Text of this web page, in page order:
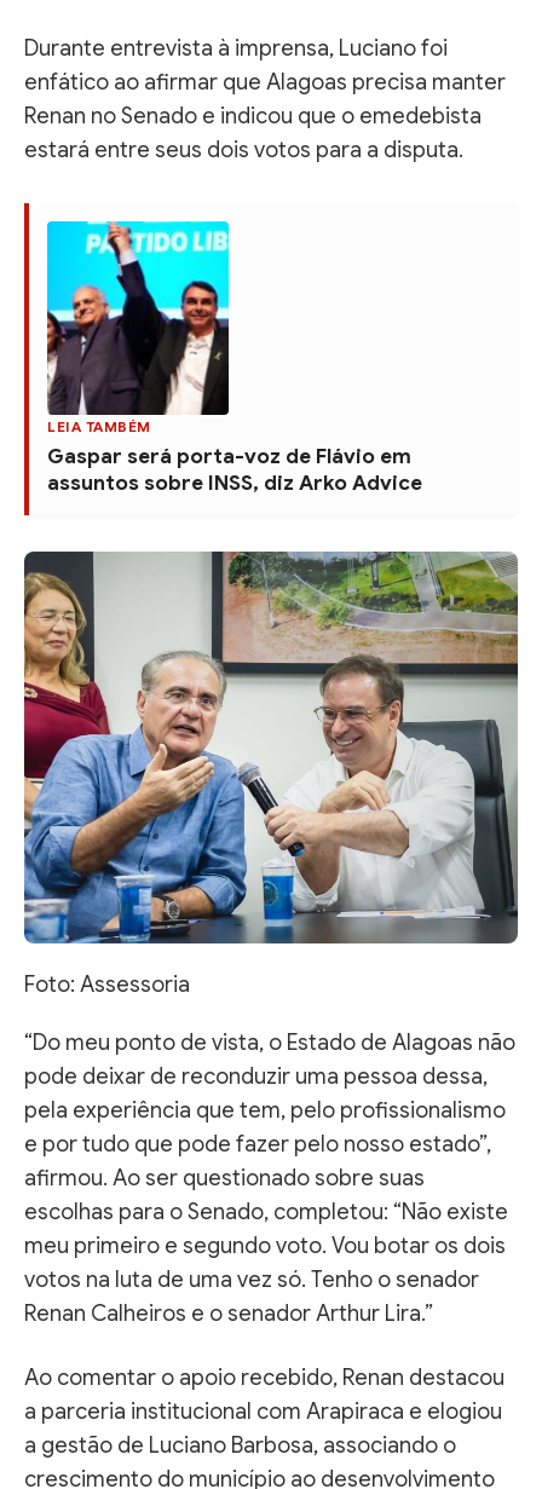
Durante entrevista à imprensa, Luciano foi
enfático ao afirmar que Alagoas precisa manter
Renan no Senado e indicou que o emedebista
estará entre seus dois votos para a disputa.
LEIA TAMBÉM
Gaspar será porta-voz de Flávio em
assuntos sobre INSS, diz Arko Advice
Foto: Assessoria
“Do meu ponto de vista, o Estado de Alagoas não
pode deixar de reconduzir uma pessoa dessa,
pela experiência que tem, pelo profissionalismo
e por tudo que pode fazer pelo nosso estado”,
afirmou. Ao ser questionado sobre suas
escolhas para o Senado, completou: “Não existe
meu primeiro e segundo voto. Vou botar os dois
votos na luta de uma vez só. Tenho o senador
Renan Calheiros e o senador Arthur Lira.”
Ao comentar o apoio recebido, Renan destacou
a parceria institucional com Arapiraca e elogiou
a gestão de Luciano Barbosa, associando o
crescimento do município ao desenvolvimento